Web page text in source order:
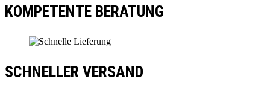
KOMPETENTE BERATUNG
SCHNELLER VERSAND